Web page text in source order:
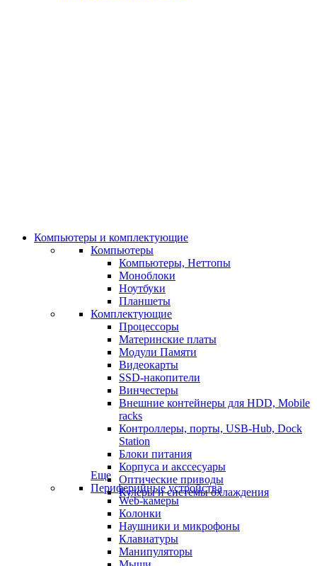
Компьютеры и комплектующие
Компьютеры
Компьютеры, Неттопы
Моноблоки
Ноутбуки
Планшеты
Комплектующие
Процессоры
Материнские платы
Модули Памяти
Видеокарты
SSD-накопители
Винчестеры
Внешние контейнеры для HDD, Mobile
racks
Контроллеры, порты, USB-Hub, Dock
Station
Блоки питания
Корпуса и акссесуары
Оптические приводы
Кулеры и системы охлаждения
Еще
Периферийные устройства
Web-камеры
Колонки
Наушники и микрофоны
Клавиатуры
Манипуляторы